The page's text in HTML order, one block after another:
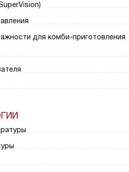
для комби-приготовления